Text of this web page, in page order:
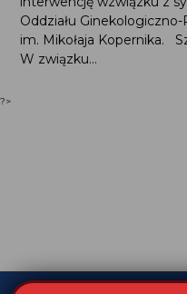
wzwiązku z sygnałami o
Ginekologiczno-
Kopernika. Szanowni